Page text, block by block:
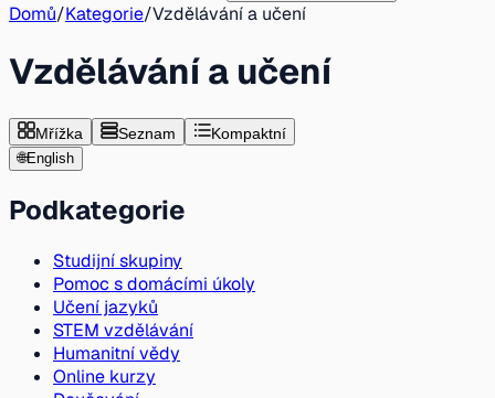
Domů/Kategorie/Vzdělávání a učení
Vzdělávání a učení
Mřížka Seznam Kompaktní
🌐English
Podkategorie
Studijní skupiny
Pomoc s domácími úkoly
Učení jazyků
STEM vzdělávání
Humanitní vědy
Online kurzy